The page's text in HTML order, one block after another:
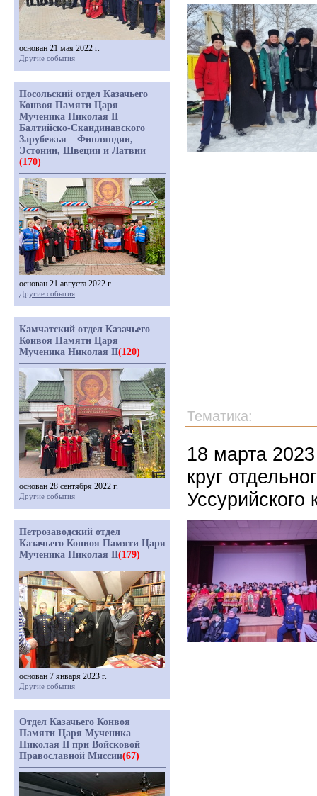
Тематика:
18 марта
круг
Уссурийского
основан 21 мая 2022 г.
Другие события
Посольский отдел Казачьего
Конвоя Памяти Царя
Мученика Николая II
Балтийско-Скандинавского
Зарубежья – Финляндии,
Эстонии, Швеции и Латвии
(170)
основан 21 августа 2022 г.
Другие события
Камчатский отдел Казачьего
Конвоя Памяти Царя
Мученика Николая II(120)
основан 28 сентября 2022 г.
Другие события
Петрозаводский отдел
Казачьего Конвоя Памяти Царя
Мученика Николая II(179)
основан 7 января 2023 г.
Другие события
Отдел Казачьего Конвоя
Памяти Царя Мученика
Николая II при Войсковой
Православной Миссии(67)